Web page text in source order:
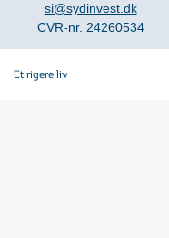
si@sydinvest.dk
CVR-nr. 24260534
Et rigere liv